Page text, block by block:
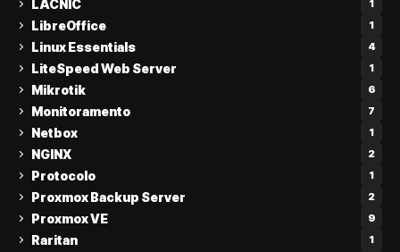
LACNIC 1
LibreOffice 1
Linux Essentials 4
LiteSpeed Web Server 1
Mikrotik 6
Monitoramento 7
Netbox 1
NGINX 2
Protocolo 1
Proxmox Backup Server 2
Proxmox VE 9
Raritan 1